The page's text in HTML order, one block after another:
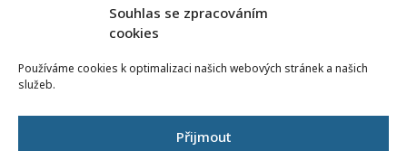
Souhlas se zpracováním
cookies
Používáme cookies k optimalizaci našich webových stránek a našich
služeb.
Přijmout
GDPR
Národní pedagogický institut ČR
Senovážné náměstí 25